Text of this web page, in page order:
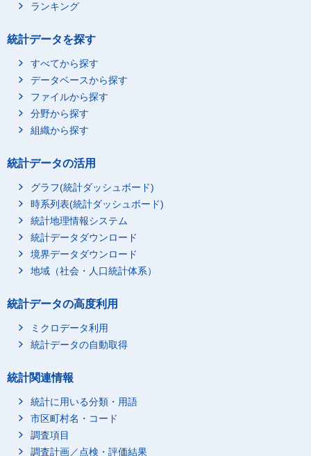
ランキング
統計データを探す
すべてから探す
データベースから探す
ファイルから探す
分野から探す
組織から探す
統計データの活用
グラフ(統計ダッシュボード)
時系列表(統計ダッシュボード)
統計地理情報システム
統計データダウンロード
境界データダウンロード
地域（社会・人口統計体系）
統計データの高度利用
ミクロデータ利用
統計データの自動取得
統計関連情報
統計に用いる分類・用語
市区町村名・コード
調査項目
調査計画／点検・評価結果